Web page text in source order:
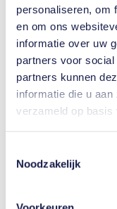
personaliseren, om
en om ons
informatie over uw
partners voor
partners kunnen
informatie die u
verzameld op basis
Noodzakelijk
08:20
WK springen,
(para)dressuur